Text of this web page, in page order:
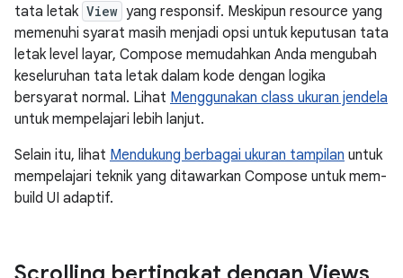
tata letak View yang responsif. Meskipun resource yang
memenuhi syarat masih menjadi opsi untuk keputusan tata
letak level layar, Compose memudahkan Anda mengubah
keseluruhan tata letak dalam kode dengan logika
bersyarat normal. Lihat Menggunakan class ukuran jendela
untuk mempelajari lebih lanjut.
Selain itu, lihat Mendukung berbagai ukuran tampilan untuk
mempelajari teknik yang ditawarkan Compose untuk mem-
build UI adaptif.